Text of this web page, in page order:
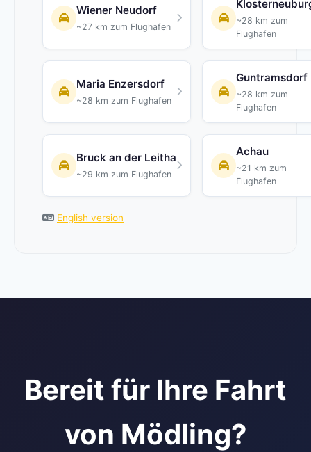
Wiener Neudorf
~27 km zum Flughafen
~28 km zum
Flughafen
Maria Enzersdorf
~28 km zum Flughafen
Guntramsdorf
~28 km zum
Flughafen
Bruck an der Leitha
~29 km zum Flughafen
Achau
~21 km zum
Flughafen
English version
Bereit für Ihre Fahrt
von Mödling?